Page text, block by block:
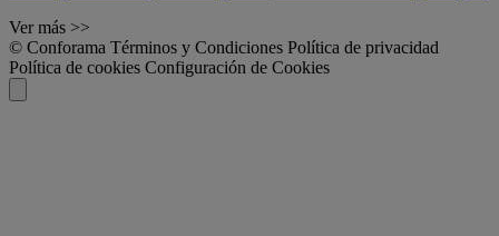
Ver más >>
© Conforama Términos y Condiciones Política de privacidad
Política de cookies Configuración de Cookies